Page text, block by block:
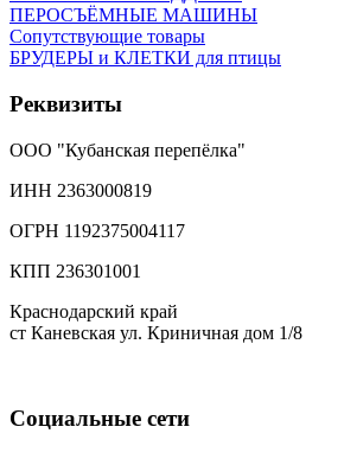
ПЕРОСЪЁМНЫЕ МАШИНЫ
Сопутствующие товары
БРУДЕРЫ и КЛЕТКИ для птицы
Реквизиты
ООО "Кубанская перепёлка"
ИНН 2363000819
ОГРН 1192375004117
КПП 236301001
Краснодарский край
ст Каневская ул. Криничная дом 1/8
Социальные сети